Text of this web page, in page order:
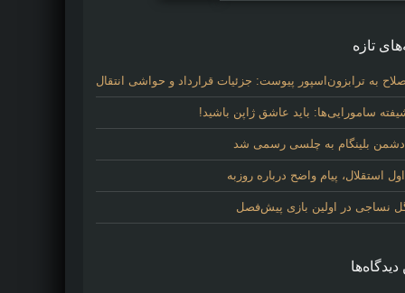
تازه
به ترابزون‌اسپور پیوست: جزئیات قرارداد و حواشی انتقال
سامورایی‌ها: باید عاشق ژاپن باشید!
دشمن بلینگام به چلسی رسمی شد
استقلال، پیام واضح درباره روزبه
نساجی در اولین بازی پیش‌فصل